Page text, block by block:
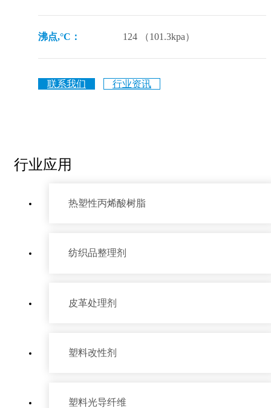
沸点,°C： 124 （101.3kpa）
联系我们 行业资讯
行业应用
热塑性丙烯酸树脂
纺织品整理剂
皮革处理剂
塑料改性剂
塑料光导纤维